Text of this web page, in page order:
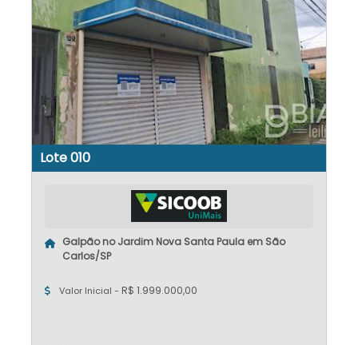
Lote 010
Galpão no Jardim Nova Santa Paula em São
Carlos/SP
Valor Inicial - R$ 1.999.000,00